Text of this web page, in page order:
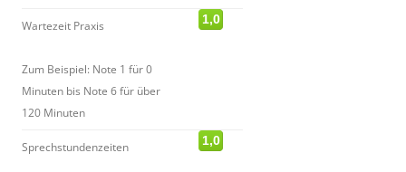
Wartezeit Praxis
Zum Beispiel: Note 1 für 0
Minuten bis Note 6 für über
120 Minuten
1,0
Sprechstundenzeiten 1,0